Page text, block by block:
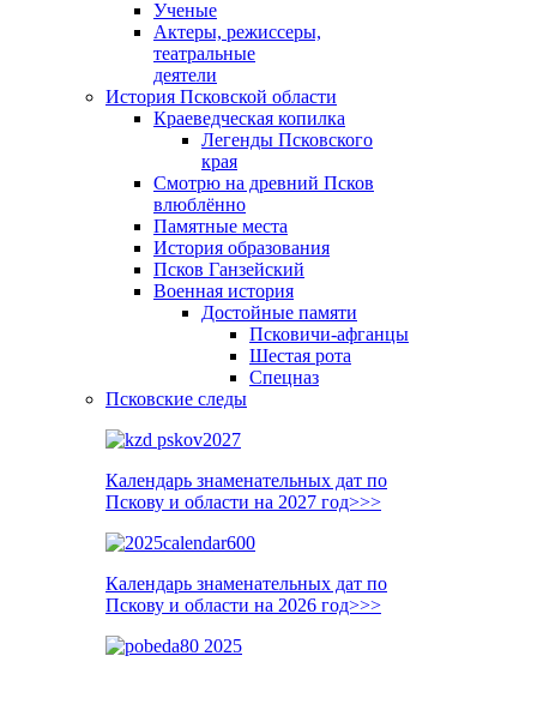
Ученые
Актеры, режиссеры,
театральные
деятели
История Псковской области
Краеведческая копилка
Легенды Псковского
края
Смотрю на древний Псков
влюблённо
Памятные места
История образования
Псков Ганзейский
Военная история
Достойные памяти
Псковичи-афганцы
Шестая рота
Спецназ
Псковские следы
Календарь знаменательных дат по
Пскову и области на 2027 год>>>
Календарь знаменательных дат по
Пскову и области на 2026 год>>>